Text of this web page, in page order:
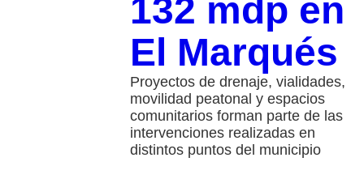
132 mdp en
El Marqués
Proyectos de drenaje, vialidades,
movilidad peatonal y espacios
comunitarios forman parte de las
intervenciones realizadas en
distintos puntos del municipio